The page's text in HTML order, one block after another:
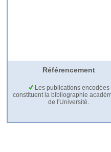
Référencement
Les publications encodées
constituent la bibliographie
de l'Université.